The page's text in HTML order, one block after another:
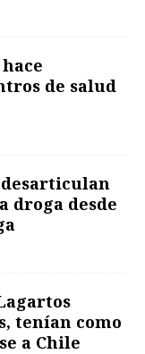
de salud
desarticulan
droga desde
tenían como
a Chile